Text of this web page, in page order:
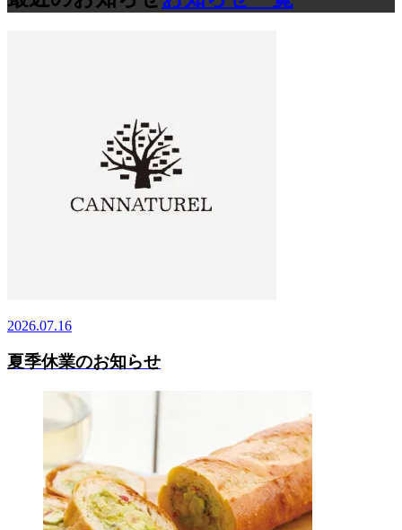
2026.07.16
夏季休業のお知らせ